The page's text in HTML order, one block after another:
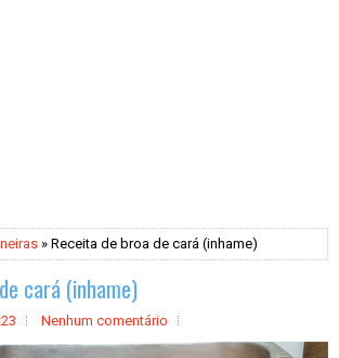
» Receita de broa de cará (inhame)
cará (inhame)
Nenhum comentário